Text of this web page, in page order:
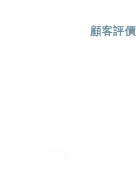
顧客評價